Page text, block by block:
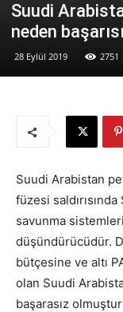
Suudi
neden
28 Eylül 2019 2751
Suudi Arabistan
füzesi
savunma
düşündürücüdür.
bütçesine ve altı
olan Suudi
başarasız